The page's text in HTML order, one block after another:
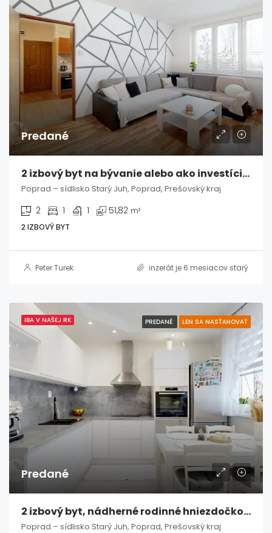
Predané
2 izbový byt na bývanie alebo ako investícia – Poprad / Starý Juh
Poprad – sídlisko Starý Juh, Poprad, Prešovský kraj
2 1 1 51,82 m²
2 IZBOVÝ BYT
Peter Turek inzerát je 6 mesiacov starý
IBA V NAŠEJ RK PREDANÉ LEN SA NASŤAHOVAŤ
Predané
2 izbový byt, nádherné rodinné hniezdočko – Poprad / Starý Juh
Poprad – sídlisko Starý Juh, Poprad, Prešovský kraj